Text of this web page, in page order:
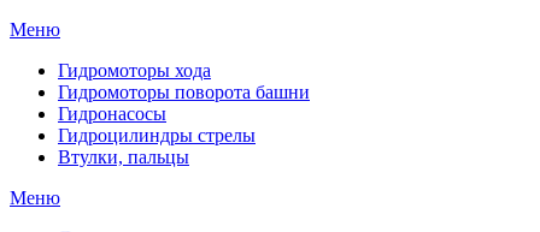
Меню
Гидромоторы хода
Гидромоторы поворота башни
Гидронасосы
Гидроцилиндры стрелы
Втулки, пальцы
Меню